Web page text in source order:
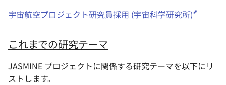
宇宙航空プロジェクト研究員採用 (宇宙科学研究所)
これまでの研究テーマ
JASMINE プロジェクトに関係する研究テーマを以下にリ
ストします。